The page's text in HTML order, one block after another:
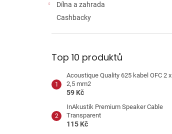
Dílna a zahrada
Cashbacky
Top 10 produktů
Acoustique Quality 625 kabel OFC 2 x
2,5 mm2
59 Kč
InAkustik Premium Speaker Cable
Transparent
115 Kč